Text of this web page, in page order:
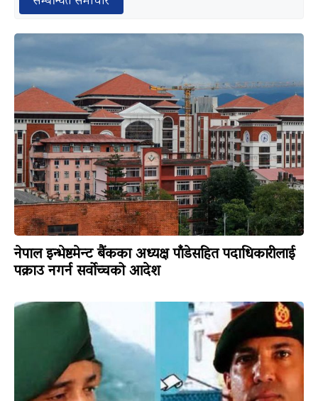
नेपाल इन्भेष्टमेन्ट बैंकका अध्यक्ष पाँडेसहित पदाधिकारीलाई
पक्राउ नगर्न सर्वोच्चको आदेश